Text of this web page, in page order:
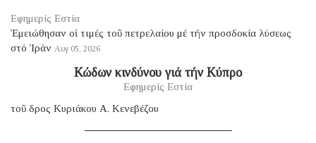
Εφημερίς Εστία
Ἐμειώθησαν οἱ τιμές τοῦ πετρελαίου μέ τήν προσδοκία λύσεως
στό Ἰράν Αυγ 05, 2026
Κώδων κινδύνου γιά τήν Κύπρο
Εφημερίς Εστία
τοῦ δρος Κυριάκου Α. Κενεβέζου